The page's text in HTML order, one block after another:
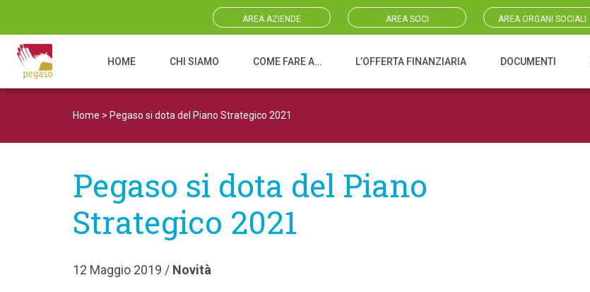
AREA AZIENDE AREA SOCI AREA ORGANI SOCIALI
Navigazione principale
HOME CHI SIAMO COME FARE A… L’OFFERTA FINANZIARIA DOCUMENTI
Home > Pegaso si dota del Piano Strategico 2021
Pegaso si dota del Piano
Strategico 2021
12 Maggio 2019 / Novità